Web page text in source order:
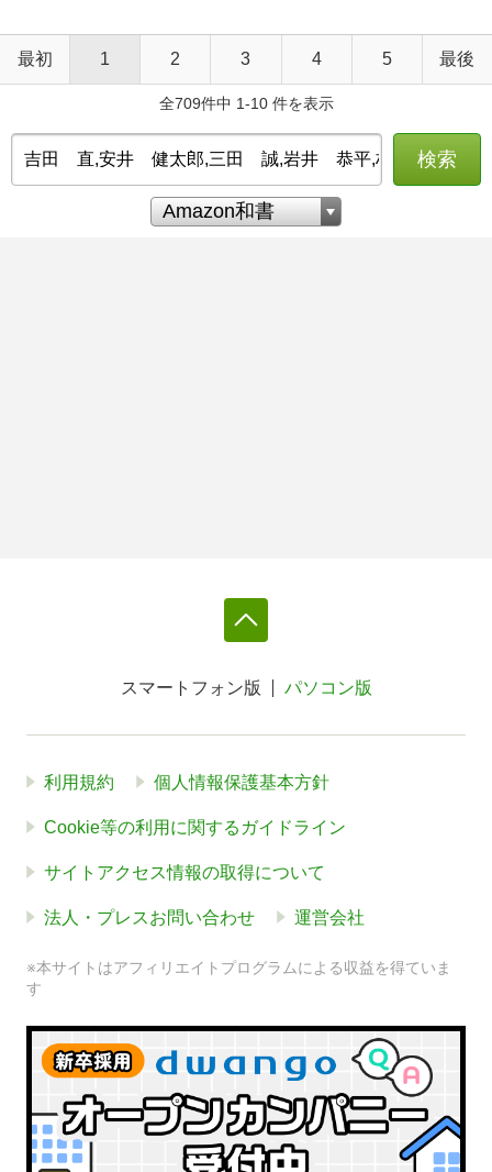
最初 1 2 3 4 5 最後
全709件中 1-10 件を表示
検索
スマートフォン版 パソコン版
利用規約 個人情報保護基本方針
Cookie等の利用に関するガイドライン
サイトアクセス情報の取得について
法人・プレスお問い合わせ 運営会社
※本サイトはアフィリエイトプログラムによる収益を得ていま
す